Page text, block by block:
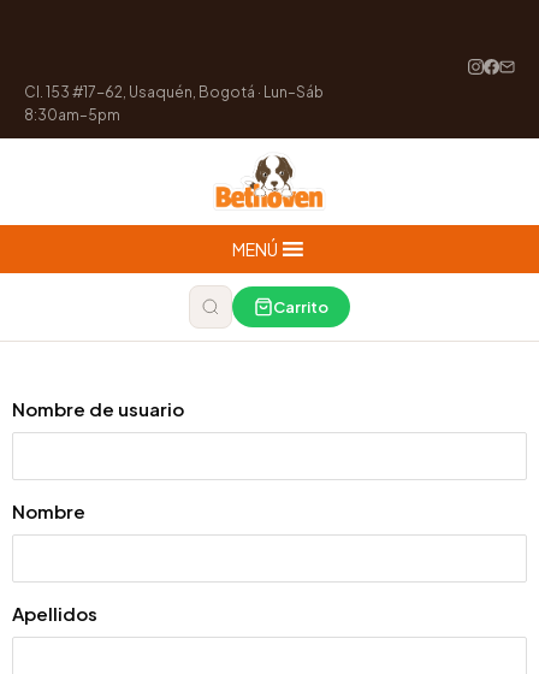
Cl. 153 #17-62, Usaquén, Bogotá · Lun–Sáb
8:30am–5pm
MENÚ
Carrito
Nombre de usuario
Nombre
Apellidos